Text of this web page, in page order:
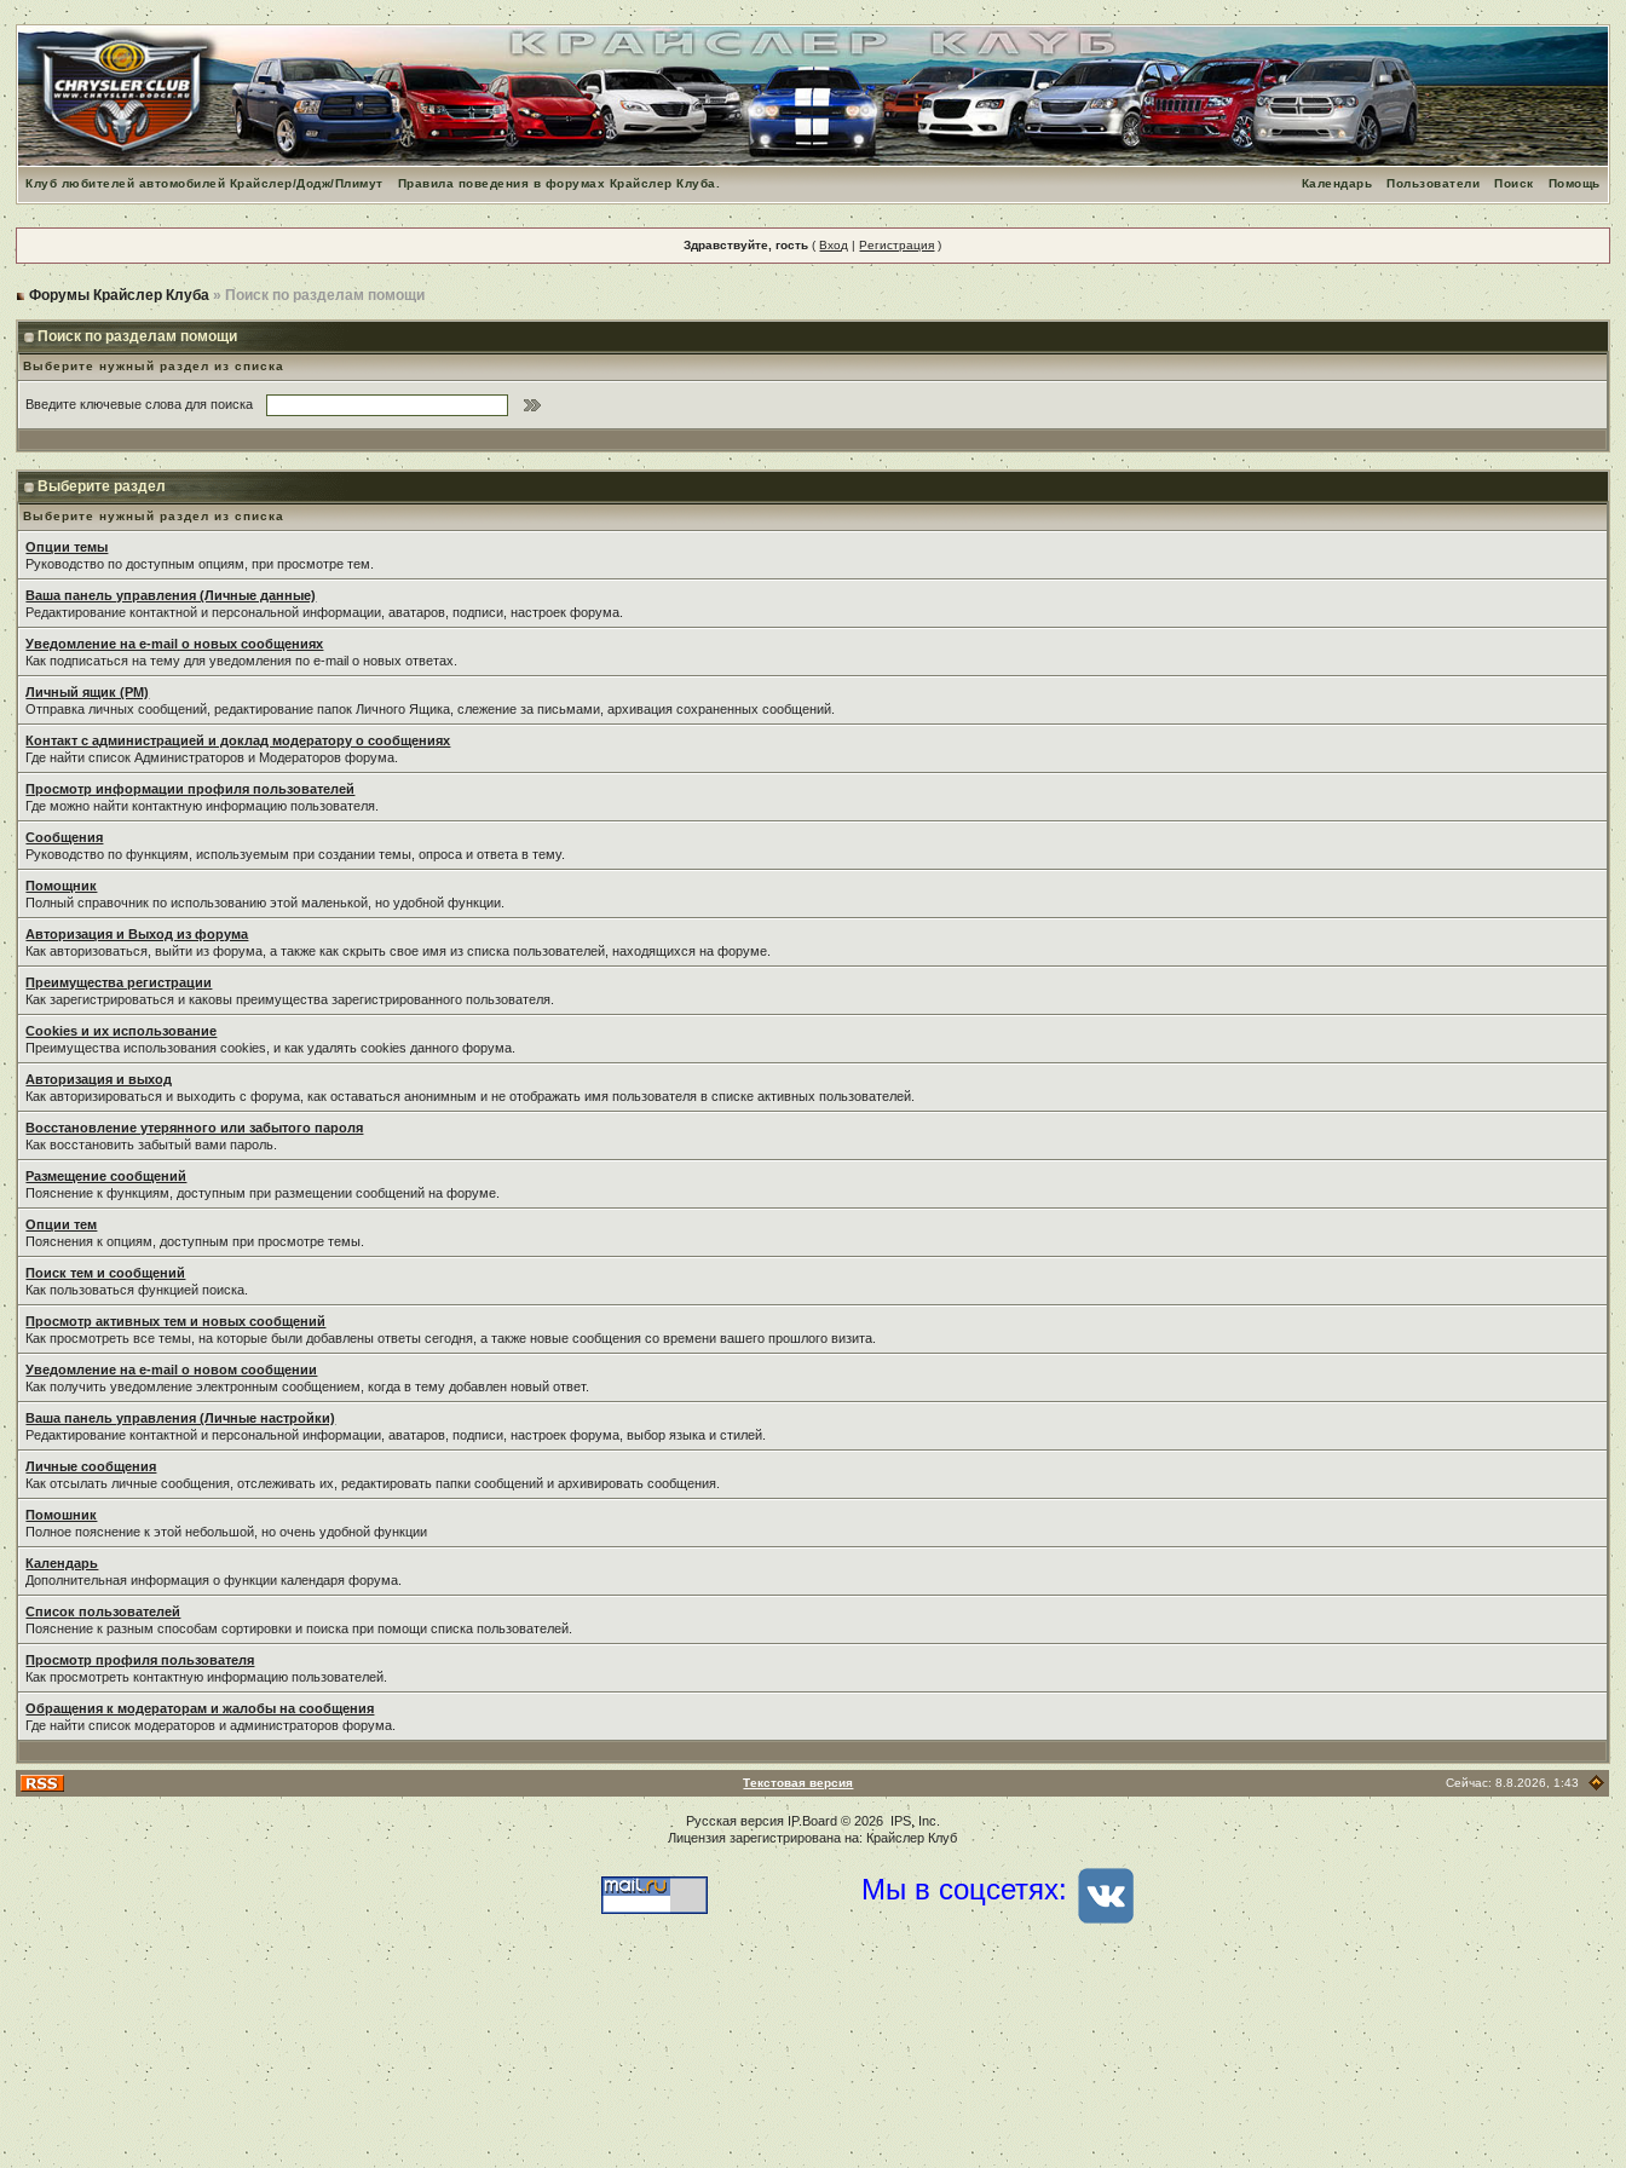
Клуб любителей автомобилей Крайслер/Додж/Плимут Правила поведения в форумах Крайслер Клуба. Помощь
Поиск
Пользователи
Календарь
Здравствуйте, гость (Вход |Регистрация )
Форумы Крайслер Клуба » Поиск по разделам помощи
Поиск по разделам помощи
Выберите нужный раздел из списка
Введите ключевые слова для поиска
Выберите раздел
Выберите нужный раздел из списка
Опции темы
Руководство по доступным опциям, при просмотре тем.
Ваша панель управления (Личные данные)
Редактирование контактной и персональной информации, аватаров, подписи, настроек форума.
Уведомление на e-mail о новых сообщениях
Как подписаться на тему для уведомления по e-mail о новых ответах.
Личный ящик (PM)
Отправка личных сообщений, редактирование папок Личного Ящика, слежение за письмами, архивация сохраненных сообщений.
Контакт с администрацией и доклад модератору о сообщениях
Где найти список Администраторов и Модераторов форума.
Просмотр информации профиля пользователей
Где можно найти контактную информацию пользователя.
Сообщения
Руководство по функциям, используемым при создании темы, опроса и ответа в тему.
Помощник
Полный справочник по использованию этой маленькой, но удобной функции.
Авторизация и Выход из форума
Как авторизоваться, выйти из форума, а также как скрыть свое имя из списка пользователей, находящихся на форуме.
Преимущества регистрации
Как зарегистрироваться и каковы преимущества зарегистрированного пользователя.
Cookies и их использование
Преимущества использования cookies, и как удалять cookies данного форума.
Авторизация и выход
Как авторизироваться и выходить с форума, как оставаться анонимным и не отображать имя пользователя в списке активных пользователей.
Восстановление утерянного или забытого пароля
Как восстановить забытый вами пароль.
Размещение сообщений
Пояснение к функциям, доступным при размещении сообщений на форуме.
Опции тем
Пояснения к опциям, доступным при просмотре темы.
Поиск тем и сообщений
Как пользоваться функцией поиска.
Просмотр активных тем и новых сообщений
Как просмотреть все темы, на которые были добавлены ответы сегодня, а также новые сообщения со времени вашего прошлого визита.
Уведомление на е-mail о новом сообщении
Как получить уведомление электронным сообщением, когда в тему добавлен новый ответ.
Ваша панель управления (Личные настройки)
Редактирование контактной и персональной информации, аватаров, подписи, настроек форума, выбор языка и стилей.
Личные сообщения
Как отсылать личные сообщения, отслеживать их, редактировать папки сообщений и архивировать сообщения.
Помошник
Полное пояснение к этой небольшой, но очень удобной функции
Календарь
Дополнительная информация о функции календаря форума.
Список пользователей
Пояснение к разным способам сортировки и поиска при помощи списка пользователей.
Просмотр профиля пользователя
Как просмотреть контактную информацию пользователей.
Обращения к модераторам и жалобы на сообщения
Где найти список модераторов и администраторов форума.
Текстовая версия Сейчас: 8.8.2026, 1:43
Русская версия IP.Board© 2026 IPS, Inc
Лицензия зарегистрирована на: Крайслер Клуб
Мы в соцсетях: